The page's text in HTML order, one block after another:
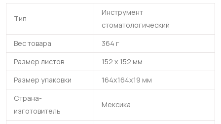
Тип
Инструмент
стоматологический
Вес товара
364 г
Размер листов
152 x 152 мм
Размер упаковки
164x164x19 мм
Страна-
изготовитель
Мексика